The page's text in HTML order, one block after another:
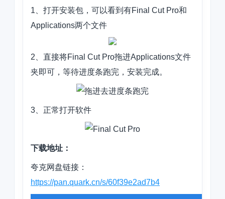
1、打开安装包，可以看到有Final Cut Pro和
Applications两个文件
2、直接将Final Cut Pro拖进Applications文件
夹即可，等待进度条跑完，安装完成。
3、正常打开软件
下载地址：
夸克网盘链接：
https://pan.quark.cn/s/60f39e2ad7b4